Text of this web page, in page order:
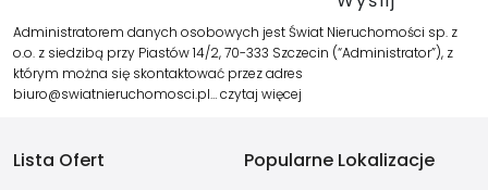
Administratorem danych osobowych jest Świat Nieruchomości sp. z
o.o. z siedzibą przy Piastów 14/2, 70-333 Szczecin (“Administrator”), z
którym można się skontaktować przez adres
biuro@swiatnieruchomosci.pl…czytaj więcej
Lista Ofert
Popularne Lokalizacje